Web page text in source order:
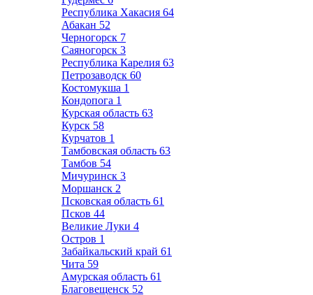
Республика Хакасия 64
Абакан 52
Черногорск 7
Саяногорск 3
Республика Карелия 63
Петрозаводск 60
Костомукша 1
Кондопога 1
Курская область 63
Курск 58
Курчатов 1
Тамбовская область 63
Тамбов 54
Мичуринск 3
Моршанск 2
Псковская область 61
Псков 44
Великие Луки 4
Остров 1
Забайкальский край 61
Чита 59
Амурская область 61
Благовещенск 52